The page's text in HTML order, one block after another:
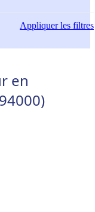
Appliquerles filtres
en